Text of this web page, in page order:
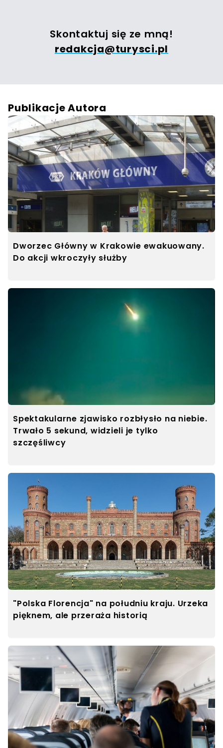
Skontaktuj się ze mną!
redakcja@turysci.pl
Publikacje Autora
Dworzec Główny w Krakowie ewakuowany.
Do akcji wkroczyły służby
Spektakularne zjawisko rozbłysło na niebie.
Trwało 5 sekund, widzieli je tylko
szczęśliwcy
"Polska Florencja" na południu kraju. Urzeka
pięknem, ale przeraża historią